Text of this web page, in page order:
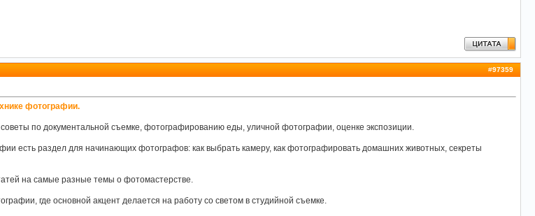
#97359
фотографии.
по документальной съемке, фотографированию еды, уличной фотографии, оценке экспозиции.
есть раздел для начинающих фотографов: как выбрать камеру, как фотографировать домашних животных, секреты
на самые разные темы о фотомастерстве.
где основной акцент делается на работу со светом в студийной съемке.